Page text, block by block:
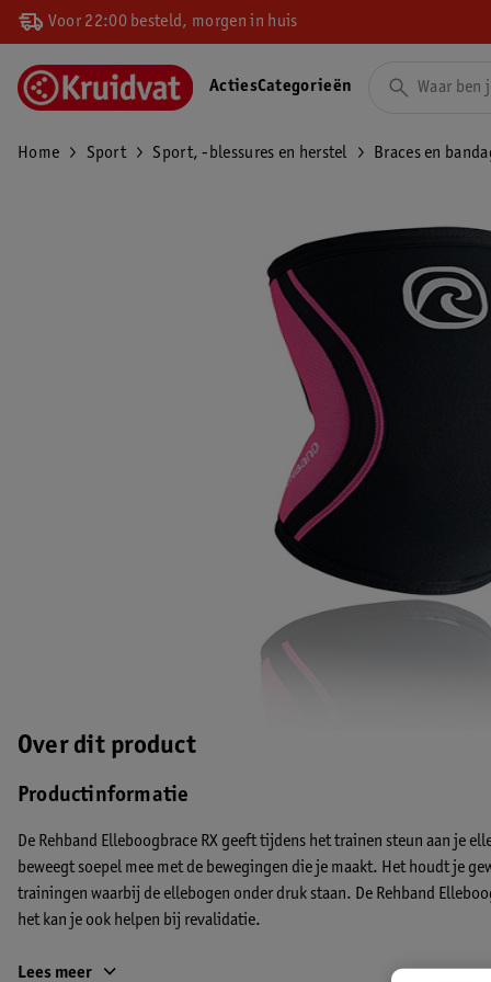
Voor 22:00 besteld, morgen in huis
ActiesCategorieën
Home Sport Sport, -blessures en herstel Braces en
Over dit product
Productinformatie
De Rehband Elleboogbrace RX geeft tijdens het trainen steun aan je
beweegt soepel mee met de bewegingen die je maakt. Het houdt je
trainingen waarbij de ellebogen onder druk staan. De Rehband
het kan je ook helpen bij revalidatie.
Kleuren Rehband Elleboogbrace
Lees meer